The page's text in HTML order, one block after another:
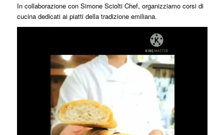
In collaborazione con Simone Sciolti Chef, organizziamo corsi di
cucina dedicati ai piatti della tradizione emiliana.